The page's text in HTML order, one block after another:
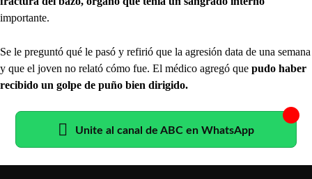
importante.
Se le preguntó qué le pasó y refirió que la agresión data de una semana
y que el joven no relató cómo fue. El médico agregó que pudo haber
recibido un golpe de puño bien dirigido.
Unite al canal de ABC en WhatsApp